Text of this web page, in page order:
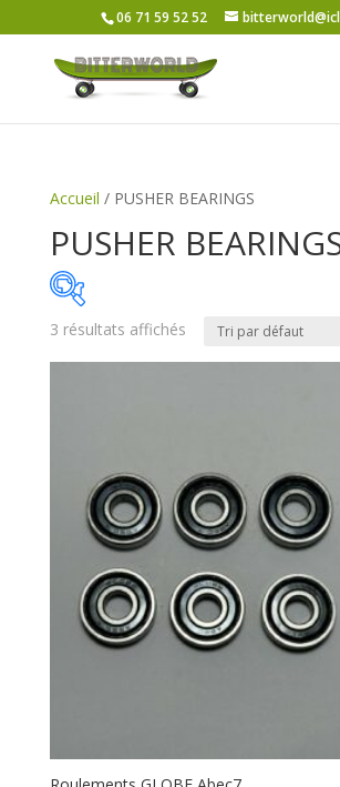
06 71 59 52 52
Accueil / PUSHER BEARINGS
PUSHER
Catégories de produits
Catégories de produits
Étiquettes produit
3 résultats affichés